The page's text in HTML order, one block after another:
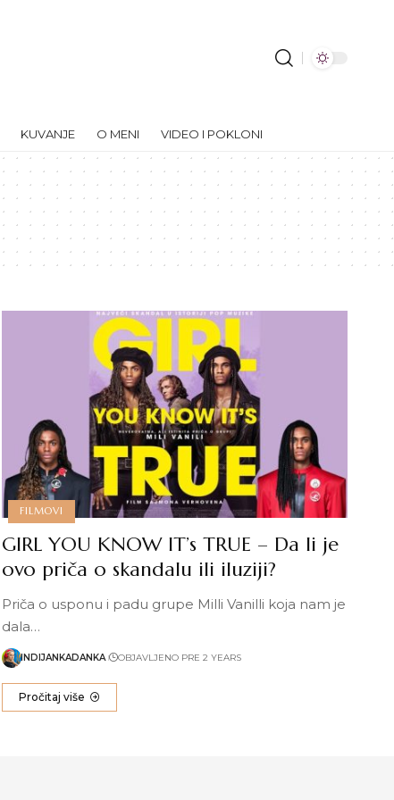
KUVANJE O MENI VIDEO I POKLONI
FILMOVI
GIRL YOU KNOW IT’s TRUE – Da li je
ovo priča o skandalu ili iluziji?
Priča o usponu i padu grupe Milli Vanilli koja nam je
dala…
INDIJANKADANKA OBJAVLJENO PRE 2 YEARS
Pročitaj više